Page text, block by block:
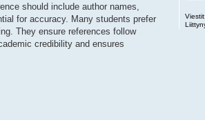
should include author names,
for accuracy. Many students prefer
They ensure references follow
credibility and ensures
Viestit: